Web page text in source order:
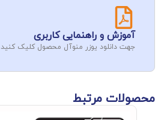
آموزش و راهنمایی کاربری
جهت دانلود یوزر منوآل محصول کلیک کنید
محصولات مرتبط